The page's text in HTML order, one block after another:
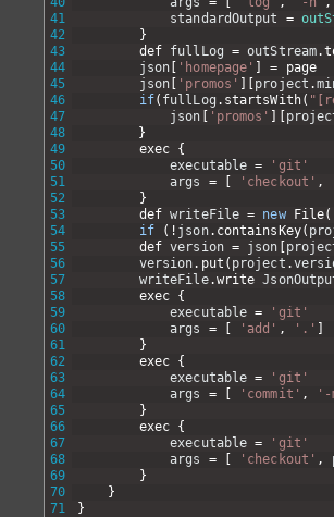
41
42
43
44
45
46
47
48
49
50
51
52
53
54
55
56
57
58
59
60
61
62
63
64
65
66
67
68
69
70
71
standardOutput
=
}
def fullLog = outStream.
json [ 'homepage' ] =
page
json [ 'promos' ] [project .
if( fullLog . startsWith(
json [ 'promos' ] [
}
exec {
executable =
'git'
args
= [ 'checkout' ,
}
def writeFile = new File(
if
( ! json. containsKey(
def version = json [
version. put ( project .
writeFile.write
exec {
executable =
'git'
args
= [ 'add' , '.' ]
}
exec {
executable =
'git'
args
= [ 'commit' , '-
}
exec {
executable =
'git'
args
= [ 'checkout' ,
}
}
}